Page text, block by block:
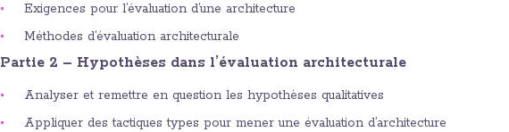
Exigences pour l’évaluation d’une architecture
Méthodes d’évaluation architecturale
Partie 2 – Hypothèses dans l’évaluation architecturale
Analyser et remettre en question les hypothèses qualitatives
Appliquer des tactiques types pour mener une évaluation d’architecture